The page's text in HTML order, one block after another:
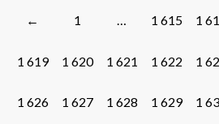
Posts
navigation
← 1 1 615 1
1 619 1 620 1 621 1 622 1
1 626 1 627 1 628 1 629 1